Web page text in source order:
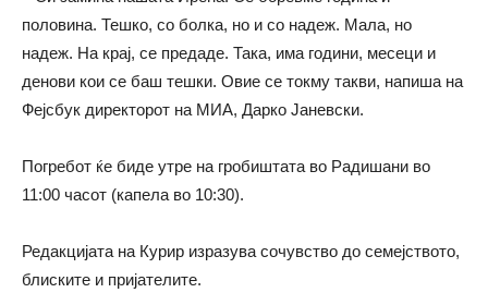
половина. Тешко, со болка, но и со надеж. Мала, но
надеж. На крај, се предаде. Така, има години, месеци и
денови кои се баш тешки. Овие се токму такви, напиша на
Фејсбук директорот на МИА, Дарко Јаневски.
Погребот ќе биде утре на гробиштата во Радишани во
11:00 часот (капела во 10:30).
Редакцијата на Курир изразува сочувство до семејството,
блиските и пријателите.